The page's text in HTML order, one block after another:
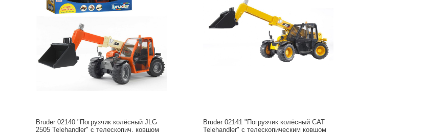
Bruder 02140 "Погрузчик колёсный JLG
2505 Telehandler" с телескопич. ковшом
Bruder 02141 "Погрузчик колёсный CAT
Telehandler" с телескопическим ковшом